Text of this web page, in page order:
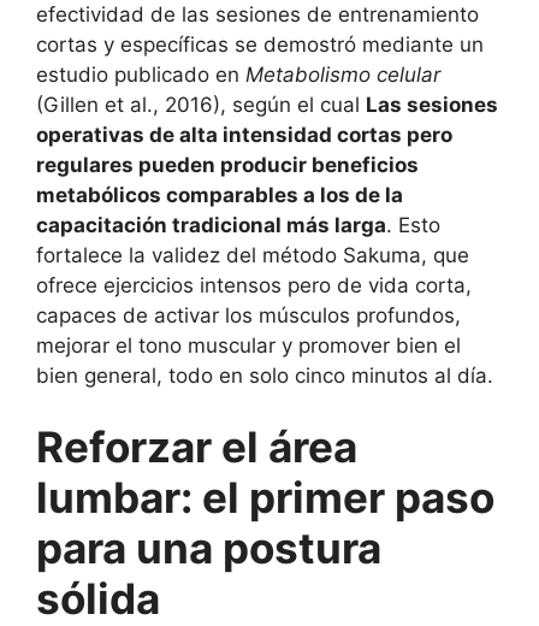
efectividad de las sesiones de entrenamiento
cortas y específicas se demostró mediante un
estudio publicado en Metabolismo celular
(Gillen et al., 2016), según el cual Las sesiones
operativas de alta intensidad cortas pero
regulares pueden producir beneficios
metabólicos comparables a los de la
capacitación tradicional más larga. Esto
fortalece la validez del método Sakuma, que
ofrece ejercicios intensos pero de vida corta,
capaces de activar los músculos profundos,
mejorar el tono muscular y promover bien el
bien general, todo en solo cinco minutos al día.
Reforzar el área
lumbar: el primer paso
para una postura
sólida